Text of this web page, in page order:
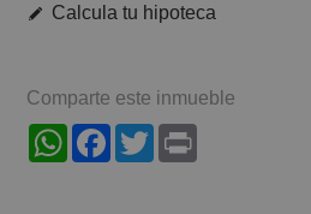
Calcula tu hipoteca
Comparte este inmueble
WhatsAppFacebook
Twitter